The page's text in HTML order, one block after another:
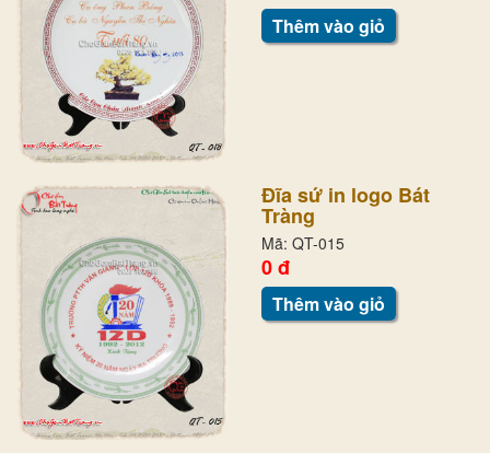
Thêm vào giỏ
Đĩa sứ in logo Bát
Tràng
Mã: QT-015
0 đ
Thêm vào giỏ